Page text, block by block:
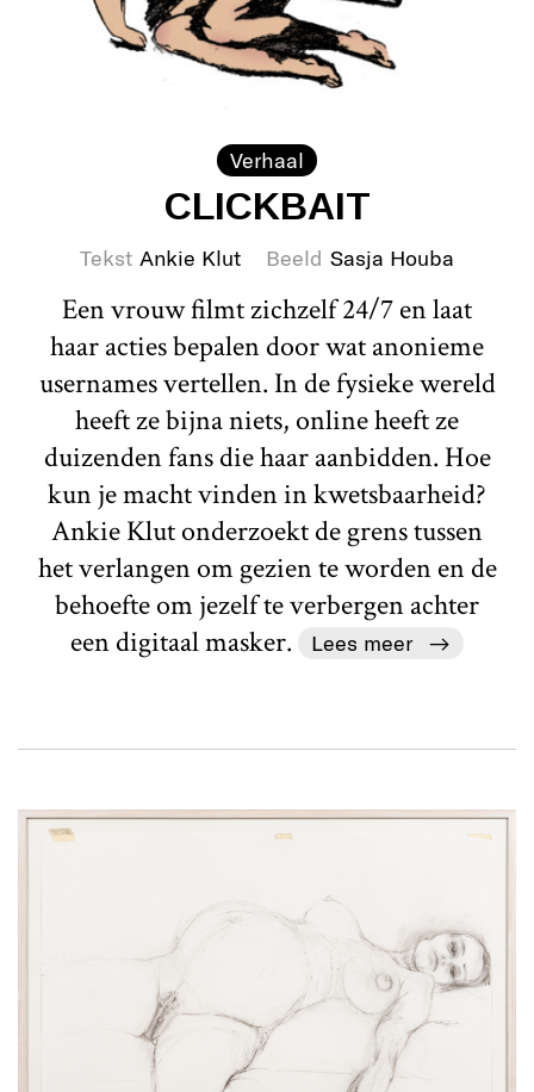
Verhaal
CLICKBAIT
Tekst Ankie Klut Beeld Sasja Houba
Een vrouw filmt zichzelf 24/7 en laat
haar acties bepalen door wat anonieme
usernames vertellen. In de fysieke wereld
heeft ze bijna niets, online heeft ze
duizenden fans die haar aanbidden. Hoe
kun je macht vinden in kwetsbaarheid?
Ankie Klut onderzoekt de grens tussen
het verlangen om gezien te worden en de
behoefte om jezelf te verbergen achter
een digitaal masker.
Lees meer